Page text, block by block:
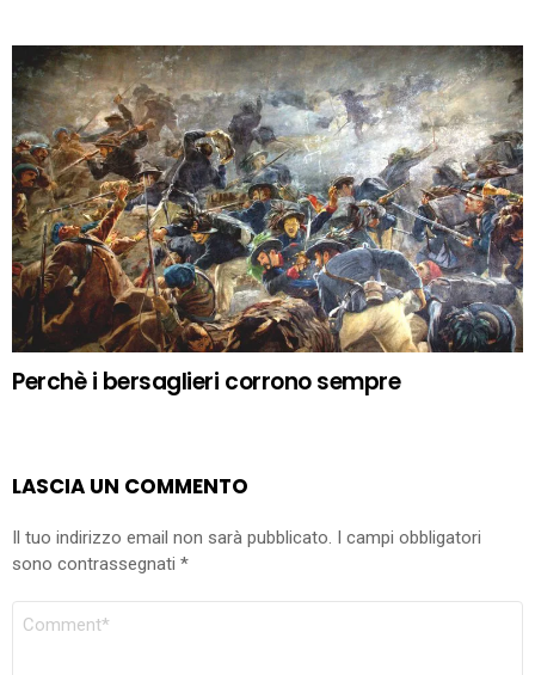
Perchè i bersaglieri corrono sempre
LASCIA UN COMMENTO
Il tuo indirizzo email non sarà pubblicato. I campi obbligatori
sono contrassegnati *
COMMENTO